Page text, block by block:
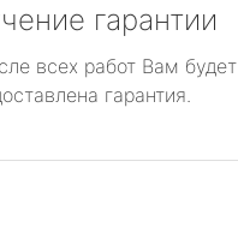
гарантии
всех работ Вам будет
гарантия.